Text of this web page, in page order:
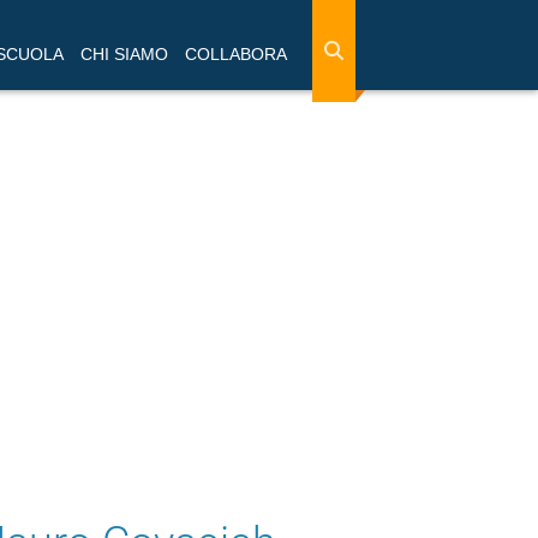
CHI SIAMO COLLABORA